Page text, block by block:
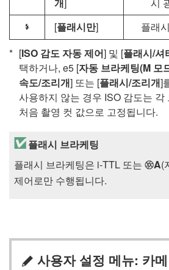
I [플래시만] 플래
[ISO 감도 자동 제어] 및 [플래시/셔
택하거나, e5 [자동 브라케팅(M 모
속도/조리개] 또는 [플래시/조리개]
사용하지 않는 경우 ISO 감도는
처음 촬영 컷 값으로 고정됩니다.
플래시 브라케팅
플래시 브라케팅은 i‑TTL 또는 qA(
제어로만 수행됩니다.
A 사용자 설정 메뉴: 카